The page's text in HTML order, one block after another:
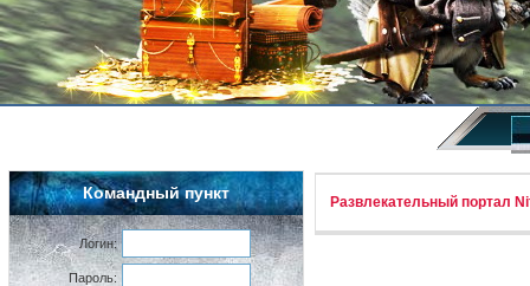
Командный пункт
Логин:
Пароль:
Развлекательный портал